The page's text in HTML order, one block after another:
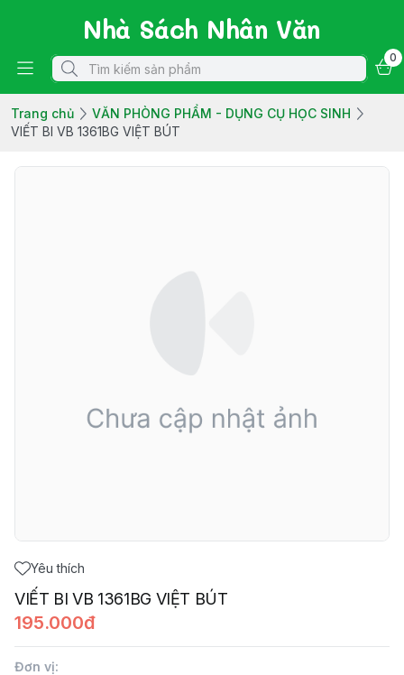
Nhà Sách Nhân Văn
0
Trang chủ
VĂN PHÒNG PHẨM - DỤNG CỤ HỌC SINH
VIẾT BI VB 1361BG VIỆT BÚT
Yêu thích
VIẾT BI VB 1361BG VIỆT BÚT
195.000đ
Đơn vị: